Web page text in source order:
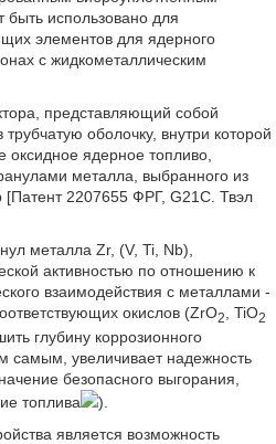
использовано для
элементов для ядерного
с жидкометаллическим
представляющий собой
оболочку, внутри которой
ядерное топливо,
металла, выбранного из
[Патент 2207655 ФРГ, G21C. Твэл
металла Zr, (V, Ti, Nb),
активностью по отношению к
взаимодействия с металлами -
окислов (ZrO2 , TiO2
глубину коррозионного
самым, увеличивает надежность
безопасного выгорания,
топлива
).
является возможность